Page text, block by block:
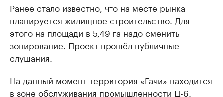
Ранее стало известно, что на месте рынка
планируется жилищное строительство. Для
этого на площади в 5,49 га надо сменить
зонирование. Проект прошёл публичные
слушания.
На данный момент территория «Гачи» находится
в зоне обслуживания промышленности Ц-6.